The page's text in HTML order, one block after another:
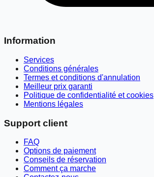
Information
Services
Conditions générales
Termes et conditions d'annulation
Meilleur prix garanti
Politique de confidentialité et cookies
Mentions légales
Support client
FAQ
Options de paiement
Conseils de réservation
Comment ça marche